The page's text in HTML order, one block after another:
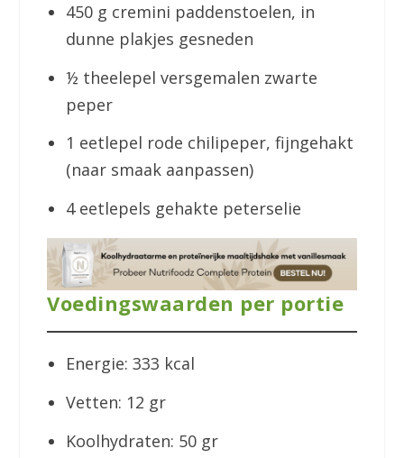
450 g cremini paddenstoelen, in
dunne plakjes gesneden
½ theelepel versgemalen zwarte
peper
1 eetlepel rode chilipeper, fijngehakt
(naar smaak aanpassen)
4 eetlepels gehakte peterselie
Voedingswaarden per portie
Energie: 333 kcal
Vetten: 12 gr
Koolhydraten: 50 gr